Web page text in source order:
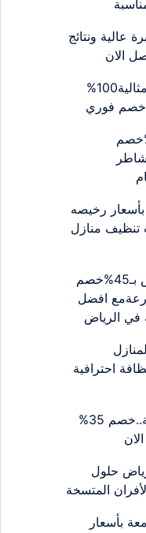
عالية ونتائج
شركة تنظيف بشقراء نظافة مثالية100%
بالرياض بـ15%خصم
وشاطر
رخيصه
تنظيف منازل
شركة تنظيف مجالس بالرياض بـ45%خصم
افضل
الرياض
لنظافة احترافية
شركة تنظيف منازل بالمجمعة..خصم 35%
حلول
بأسعار